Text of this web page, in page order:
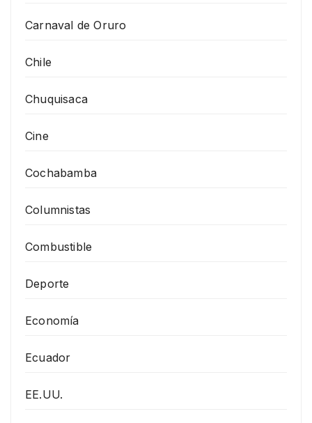
Carnaval de Oruro
Chile
Chuquisaca
Cine
Cochabamba
Columnistas
Combustible
Deporte
Economía
Ecuador
EE.UU.